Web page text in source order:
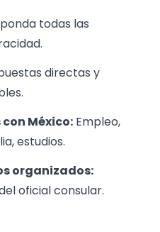
todas las
directas y
México: Empleo,
estudios.
organizados:
oficial consular.